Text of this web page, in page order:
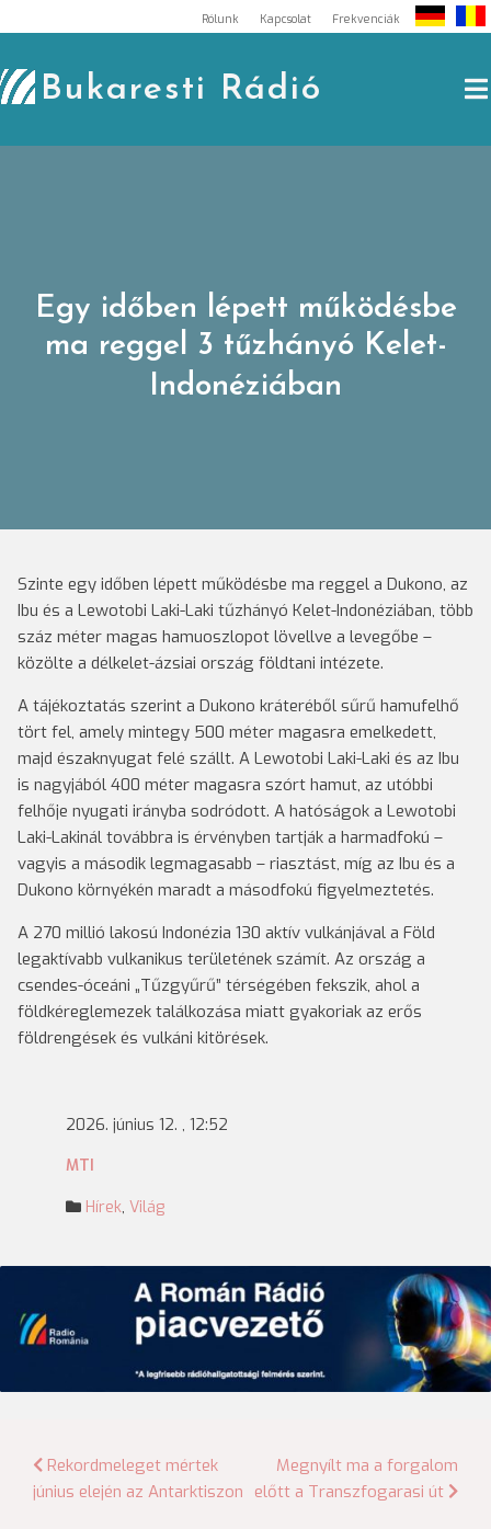
to
content
Rólunk Kapcsolat Frekvenciák
Bukaresti Rádió
Egy időben lépett működésbe
ma reggel 3 tűzhányó Kelet-
Indonéziában
Szinte egy időben lépett működésbe ma reggel a Dukono, az
Ibu és a Lewotobi Laki-Laki tűzhányó Kelet-Indonéziában, több
száz méter magas hamuoszlopot lövellve a levegőbe –
közölte a délkelet-ázsiai ország földtani intézete.
A tájékoztatás szerint a Dukono kráteréből sűrű hamufelhő
tört fel, amely mintegy 500 méter magasra emelkedett,
majd északnyugat felé szállt. A Lewotobi Laki-Laki és az Ibu
is nagyjából 400 méter magasra szórt hamut, az utóbbi
felhője nyugati irányba sodródott. A hatóságok a Lewotobi
Laki-Lakinál továbbra is érvényben tartják a harmadfokú –
vagyis a második legmagasabb – riasztást, míg az Ibu és a
Dukono környékén maradt a másodfokú figyelmeztetés.
A 270 millió lakosú Indonézia 130 aktív vulkánjával a Föld
legaktívabb vulkanikus területének számít. Az ország a
csendes-óceáni „Tűzgyűrű” térségében fekszik, ahol a
földkéreglemezek találkozása miatt gyakoriak az erős
földrengések és vulkáni kitörések.
2026. június 12. , 12:52
MTI
Hírek, Világ
Bejegyzés
navigáció
Rekordmeleget mértek
június elején az Antarktiszon
Megnyílt ma a forgalom
előtt a Transzfogarasi út